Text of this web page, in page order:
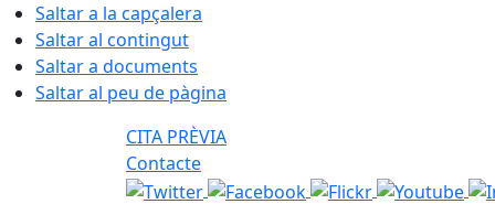
Saltar a la capçalera
Saltar al contingut
Saltar a documents
Saltar al peu de pàgina
CITA PRÈVIA
Contacte